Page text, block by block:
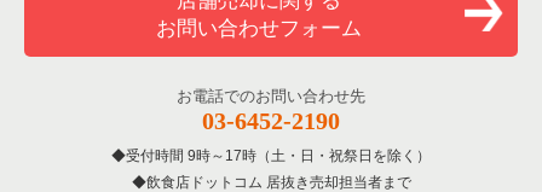
お問い合わせフォーム
お電話でのお問い合わせ先
03-6452-2190
受付時間 9時～17時（土・日・祝祭日を除く）
飲食店ドットコム 居抜き売却担当者まで